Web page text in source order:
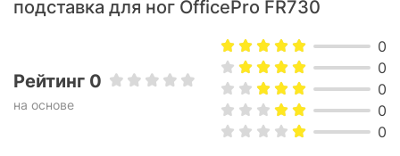
подставка для ног OfficePro FR730
Рейтинг 0
на основе
0
0
0
0
0